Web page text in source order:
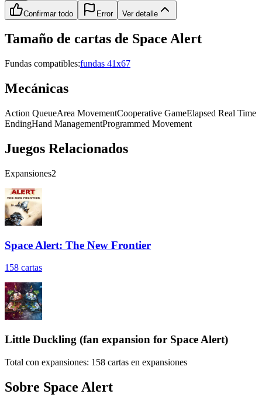
Confirmar todo Error Ver detalle
Tamaño de cartas de Space Alert
Fundas compatibles:fundas 41x67
Mecánicas
Action QueueArea MovementCooperative GameElapsed Real Time
EndingHand ManagementProgrammed Movement
Juegos Relacionados
Expansiones2
Space Alert: The New Frontier
158 cartas
Little Duckling (fan expansion for Space Alert)
Total con expansiones: 158 cartas en expansiones
Sobre Space Alert